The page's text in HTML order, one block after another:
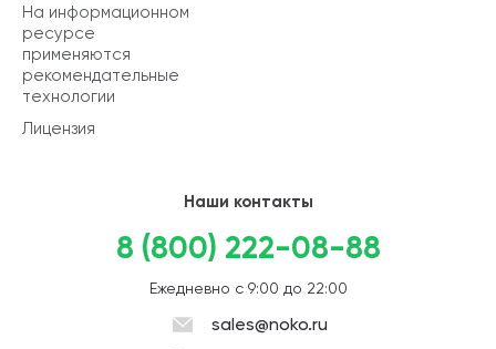
На информационном
ресурсе
применяются
рекомендательные
технологии
Лицензия
Наши контакты
8 (800) 222-08-88
Ежедневно с 9:00 до 22:00
sales@noko.ru